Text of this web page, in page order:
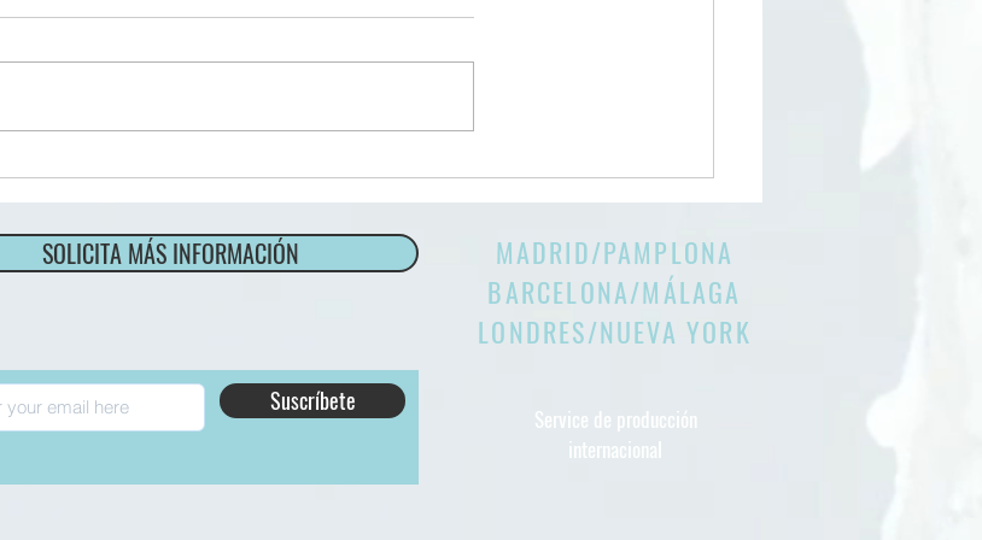
"Explorando la Innovación: El Nuevo
universo...
SOLICITA MÁS INFORMACIÓN
MADRID/PAMPLONA
BARCELONA/MÁLAGA
LONDRES/NUEVA YORK
Suscríbete
Service de producción
internacional